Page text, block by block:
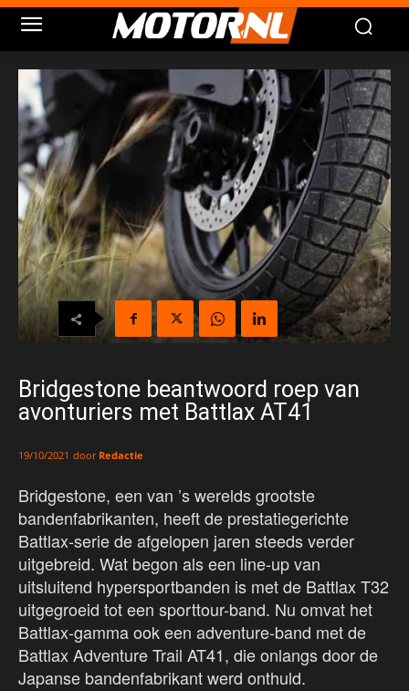
Bridgestone beantwoord roep van
avonturiers met Battlax AT41
19/10/2021 door Redactie
Bridgestone, een van ’s werelds grootste
bandenfabrikanten, heeft de prestatiegerichte
Battlax-serie de afgelopen jaren steeds verder
uitgebreid. Wat begon als een line-up van
uitsluitend hypersportbanden is met de Battlax T32
uitgegroeid tot een sporttour-band. Nu omvat het
Battlax-gamma ook een adventure-band met de
Battlax Adventure Trail AT41, die onlangs door de
Japanse bandenfabrikant werd onthuld.